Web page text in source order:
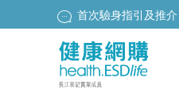
首次驗身指引及推介